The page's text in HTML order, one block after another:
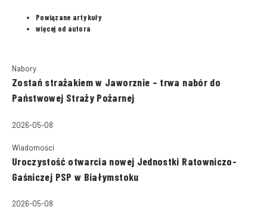
Powiązane artykuły
więcej od autora
Nabory
Zostań strażakiem w Jaworznie – trwa nabór do
Państwowej Straży Pożarnej
2026-05-08
Wiadomości
Uroczystość otwarcia nowej Jednostki Ratowniczo-
Gaśniczej PSP w Białymstoku
2026-05-08